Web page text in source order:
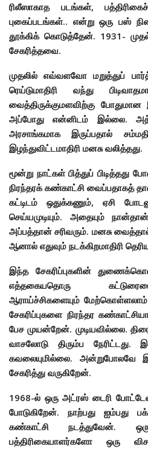
ரிலீஸாகாத படங்கள்,
புகைப்படங்கள்.. என்று ஒரு பஸ்
தூக்கிக் கொடுத்தேன். 1931-
சேகரித்தவை.
முதலில் எவ்வளவோ மறுத்துப்
ரெய்டுமாதிரி வந்து
வைத்திருக்குமளவிற்கு போதுமான
அப்போது என்னிடம் இல்லை.
அரசாங்கமாக இருப்பதால்
இழந்துவிட்டமாதிரி மனசு வலித்தது.
மூன்று நாட்கள் பித்துப் பிடித்தது
நிரந்தரக் கண்காட்சி வைப்பதாகத்
கட்டிடம் ஒதுக்கணும், ஏசி
செய்யமுடியும். அதையும்
அப்பத்தான் சரிவரும். மனசு
ஆனால் எதுவும் நடக்கிறமாதிரி
இந்த சேகரிப்புகளின்
எத்தகையதொரு
ஆராய்ச்சிகளையும்
சேகரிப்புகளை நிரந்தர
பேச முயன்றேன். முடியவில்லை.
வாசலோடு திரும்ப
கவலையுமில்லை. அன்றுபோலவே
சேகரித்து வருகிறேன்.
1968-ல் ஒரு அட்ரஸ் டைரி
போடுகிறேன். நாற்பது ஐம்பது
கண்காட்சி நடத்துவேன்.
பத்திரிகையாளர்களோ ஒரு